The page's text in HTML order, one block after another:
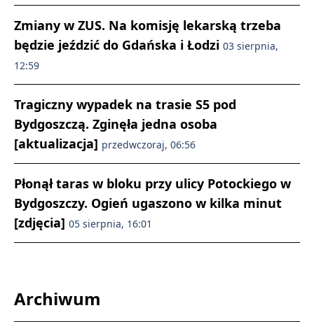
Zmiany w ZUS. Na komisję lekarską trzeba
będzie jeździć do Gdańska i Łodzi 03 sierpnia,
12:59
Tragiczny wypadek na trasie S5 pod
Bydgoszczą. Zginęła jedna osoba
[aktualizacja] przedwczoraj, 06:56
Płonął taras w bloku przy ulicy Potockiego w
Bydgoszczy. Ogień ugaszono w kilka minut
[zdjęcia] 05 sierpnia, 16:01
Archiwum